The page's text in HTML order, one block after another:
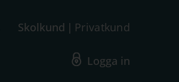
Skolkund Privatkund
Logga in